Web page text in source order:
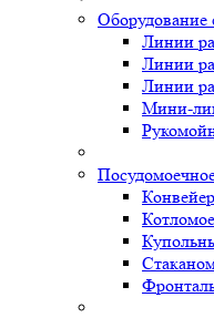
Оборудование
Линии
Линии
Линии
Мини-